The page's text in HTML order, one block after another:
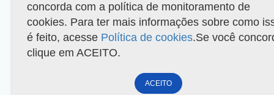
concorda com a política de monitoramento de
cookies. Para ter mais informações sobre como
é feito, acesse Política de cookies.Se você
clique em ACEITO.
ACEITO